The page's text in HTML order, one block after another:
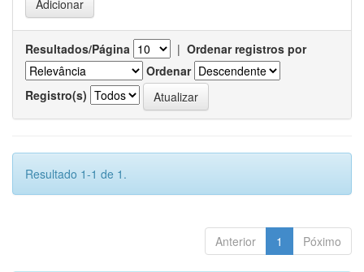
Resultados/Página | Ordenar registros por
Ordenar
Registro(s)
Resultado 1-1 de 1.
Anterior 1 Póximo